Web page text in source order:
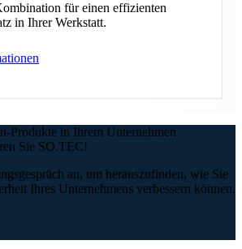
für einen effizienten
in Ihrer Werkstatt.
Produkte in Ihrem Unternehmen
Sie SO.TEC!
an, um herauszufinden, wie Sie
Ihres Unternehmens verbessern können.